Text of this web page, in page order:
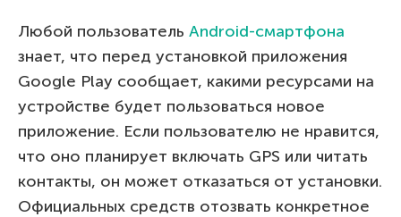
Любой пользователь Android-смартфона
знает, что перед установкой приложения
Google Play сообщает, какими ресурсами на
устройстве будет пользоваться новое
приложение. Если пользователю не нравится,
что оно планирует включать GPS или читать
контакты, он может отказаться от установки.
Официальных средств отозвать конкретное